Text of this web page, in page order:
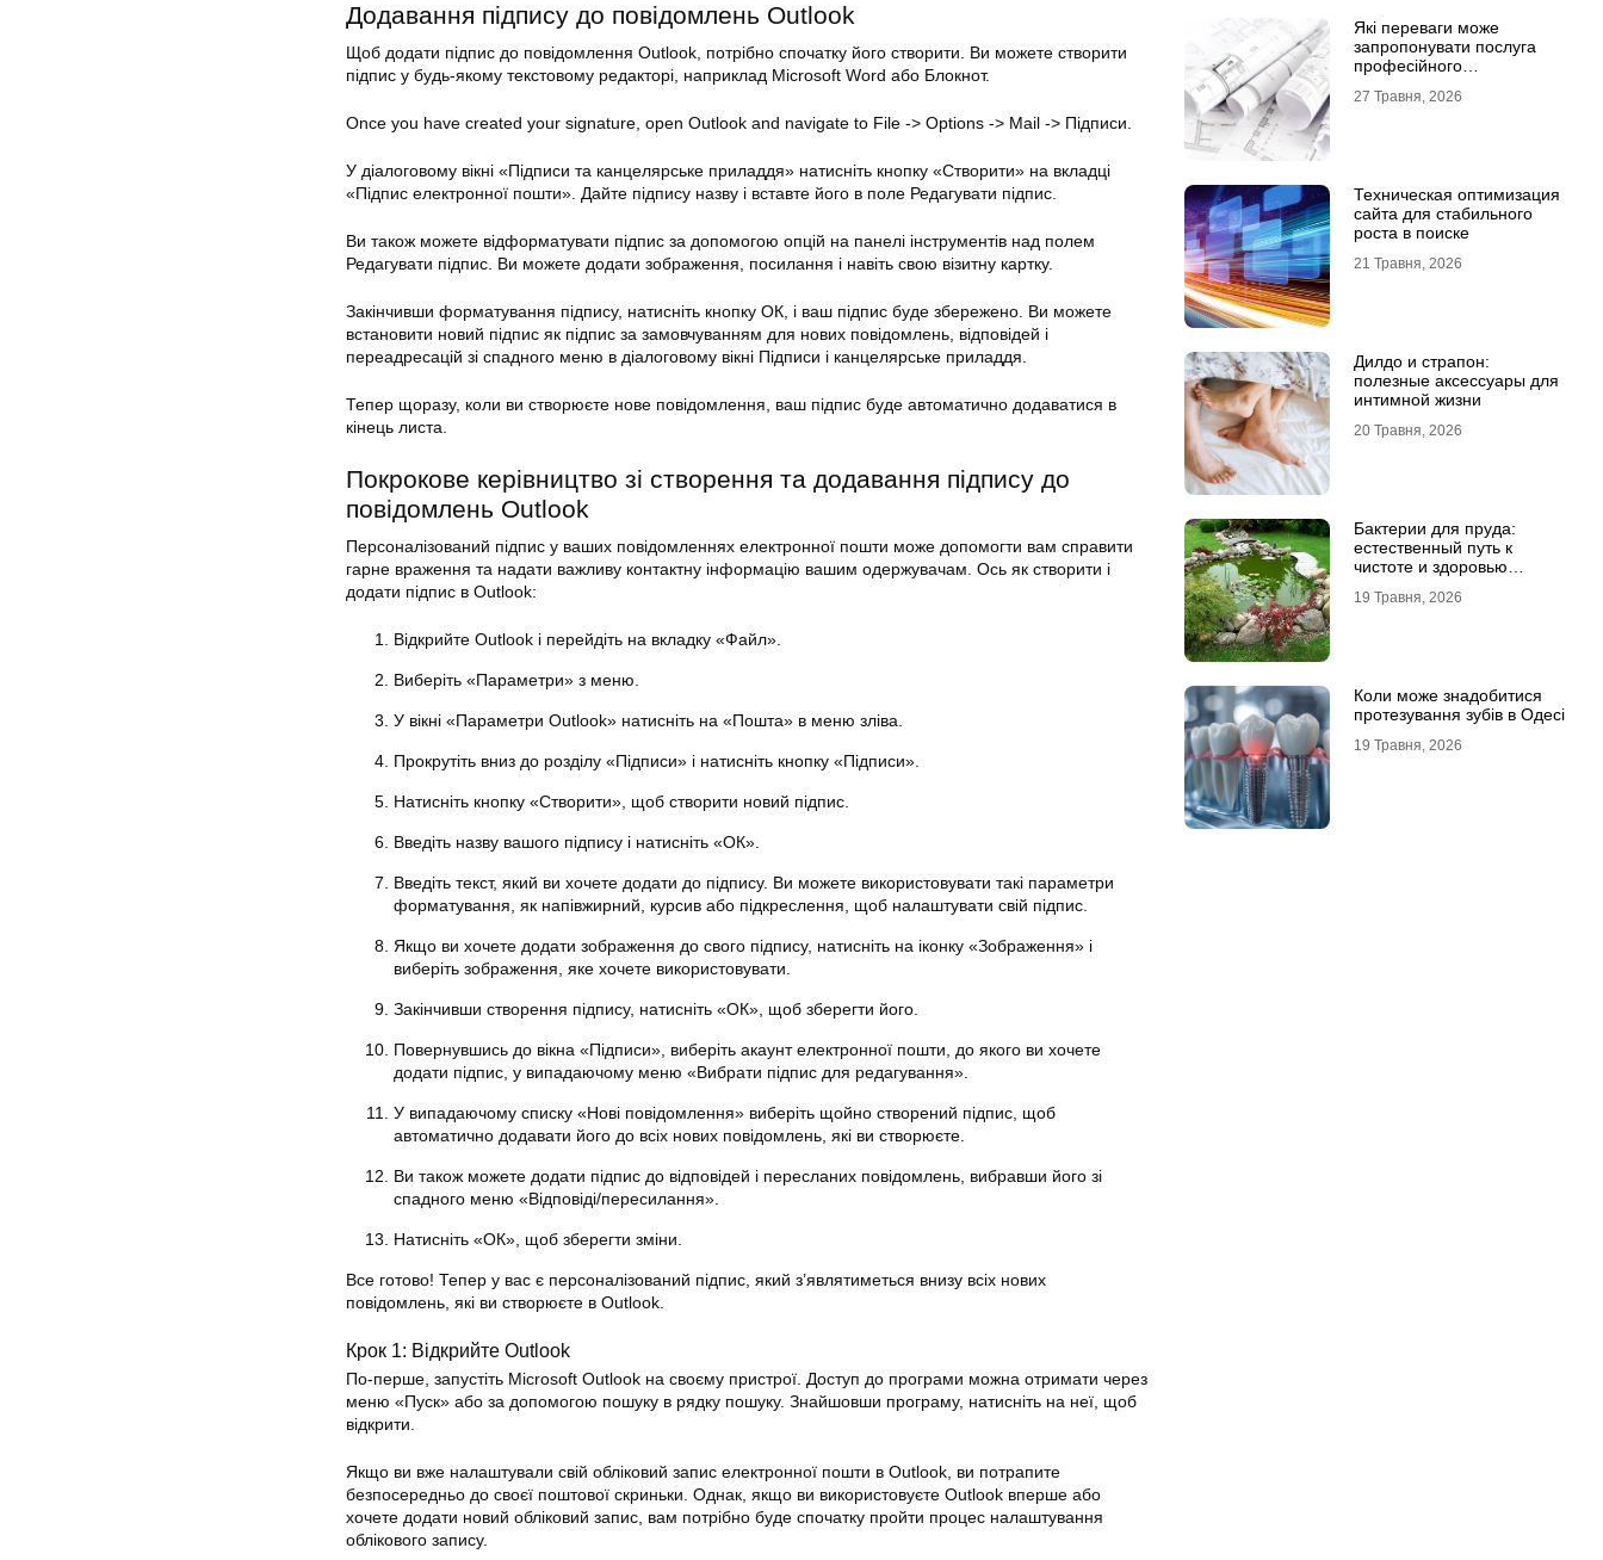
Додавання підпису до повідомлень Outlook
Щоб додати підпис до повідомлення Outlook, потрібно спочатку його створити. Ви можете створити
підпис у будь-якому текстовому редакторі, наприклад Microsoft Word або Блокнот.
Once you have created your signature, open Outlook and navigate to File -> Options -> Mail -> Підписи.
У діалоговому вікні «Підписи та канцелярське приладдя» натисніть кнопку «Створити» на вкладці
«Підпис електронної пошти». Дайте підпису назву і вставте його в поле Редагувати підпис.
Ви також можете відформатувати підпис за допомогою опцій на панелі інструментів над полем
Редагувати підпис. Ви можете додати зображення, посилання і навіть свою візитну картку.
Закінчивши форматування підпису, натисніть кнопку ОК, і ваш підпис буде збережено. Ви можете
встановити новий підпис як підпис за замовчуванням для нових повідомлень, відповідей і
переадресацій зі спадного меню в діалоговому вікні Підписи і канцелярське приладдя.
Тепер щоразу, коли ви створюєте нове повідомлення, ваш підпис буде автоматично додаватися в
кінець листа.
Покрокове керівництво зі створення та додавання підпису до
повідомлень Outlook
Персоналізований підпис у ваших повідомленнях електронної пошти може допомогти вам справити
гарне враження та надати важливу контактну інформацію вашим одержувачам. Ось як створити і
додати підпис в Outlook:
Відкрийте Outlook і перейдіть на вкладку «Файл».
Виберіть «Параметри» з меню.
У вікні «Параметри Outlook» натисніть на «Пошта» в меню зліва.
Прокрутіть вниз до розділу «Підписи» і натисніть кнопку «Підписи».
Натисніть кнопку «Створити», щоб створити новий підпис.
Введіть назву вашого підпису і натисніть «ОК».
Введіть текст, який ви хочете додати до підпису. Ви можете використовувати такі параметри
форматування, як напівжирний, курсив або підкреслення, щоб налаштувати свій підпис.
Якщо ви хочете додати зображення до свого підпису, натисніть на іконку «Зображення» і
виберіть зображення, яке хочете використовувати.
Закінчивши створення підпису, натисніть «ОК», щоб зберегти його.
Повернувшись до вікна «Підписи», виберіть акаунт електронної пошти, до якого ви хочете
додати підпис, у випадаючому меню «Вибрати підпис для редагування».
У випадаючому списку «Нові повідомлення» виберіть щойно створений підпис, щоб
автоматично додавати його до всіх нових повідомлень, які ви створюєте.
Ви також можете додати підпис до відповідей і пересланих повідомлень, вибравши його зі
спадного меню «Відповіді/пересилання».
Натисніть «ОК», щоб зберегти зміни.
Все готово! Тепер у вас є персоналізований підпис, який з’являтиметься внизу всіх нових
повідомлень, які ви створюєте в Outlook.
Крок 1: Відкрийте Outlook
По-перше, запустіть Microsoft Outlook на своєму пристрої. Доступ до програми можна отримати через
меню «Пуск» або за допомогою пошуку в рядку пошуку. Знайшовши програму, натисніть на неї, щоб
відкрити.
Якщо ви вже налаштували свій обліковий запис електронної пошти в Outlook, ви потрапите
безпосередньо до своєї поштової скриньки. Однак, якщо ви використовуєте Outlook вперше або
хочете додати новий обліковий запис, вам потрібно буде спочатку пройти процес налаштування
облікового запису.
Які переваги може
запропонувати послуга
професійного
27 Травня, 2026
Техническая оптимизация
сайта для стабильного
роста в поиске
21 Травня, 2026
Дилдо и страпон:
полезные аксессуары для
интимной жизни
20 Травня, 2026
Бактерии для пруда:
естественный путь к
чистоте и здоровью
19 Травня, 2026
Коли може знадобитися
протезування зубів в Одесі
19 Травня, 2026